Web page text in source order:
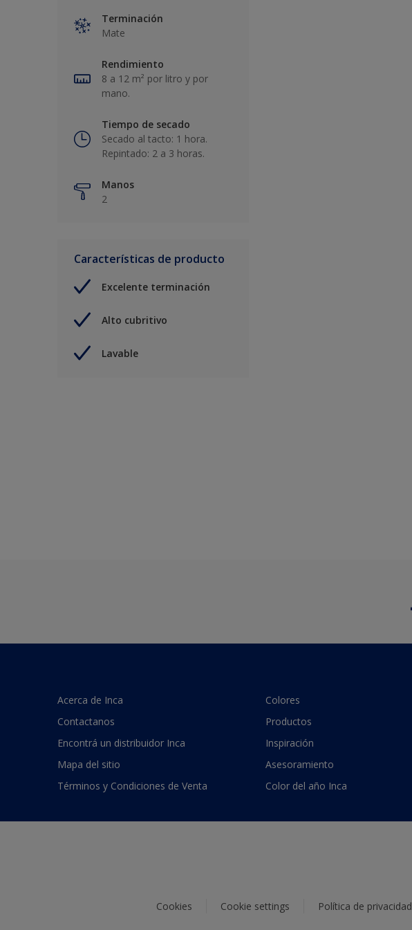
Terminación
Mate
Rendimiento
8 a 12 m² por litro y por
mano.
Tiempo de secado
Secado al tacto: 1 hora.
Repintado: 2 a 3 horas.
Manos
2
Características de producto
Excelente terminación
Alto cubritivo
Lavable
Acerca de Inca
Contactanos
Encontrá un distribuidor Inca
Mapa del sitio
Términos y Condiciones de Venta
Colores
Productos
Inspiración
Asesoramiento
Color del año Inca
Cookies Cookie settings Política de privacidad